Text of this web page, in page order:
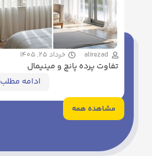
alirezad خرداد 25, 1405
تفاوت پرده پانچ و مینیمال
ادامه مطلب
مشاهده همه